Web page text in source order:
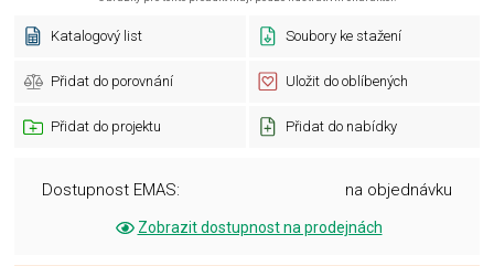
Katalogový list Soubory ke stažení
Přidat do porovnání Uložit do oblíbených
Přidat do projektu Přidat do nabídky
Dostupnost EMAS: na objednávku
Zobrazit dostupnost na prodejnách